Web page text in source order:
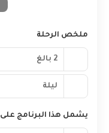
ملخص الرحلة
2 بالغ
ليلة
يشمل هذا البرنامج على